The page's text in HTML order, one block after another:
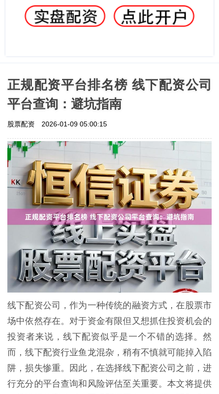
正规配资平台排名榜 线下配资公司
平台查询：避坑指南
股票配资 2026-01-09 05:00:15
线下配资公司，作为一种传统的融资方式，在股票市
场中依然存在。对于资金有限但又想抓住投资机会的
投资者来说，线下配资似乎是一个不错的选择。然
而，线下配资行业鱼龙混杂，稍有不慎就可能掉入陷
阱，损失惨重。因此，在选择线下配资公司之前，进
行充分的平台查询和风险评估至关重要。本文将提供